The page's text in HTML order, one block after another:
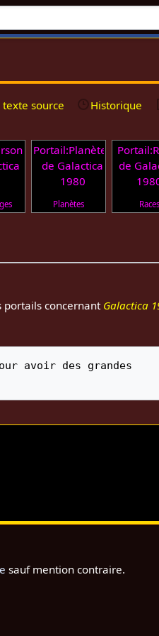
source Historique
1980
Portail:Planètes
de Galactica
1980
Planètes
de
Races
concernant Galactica
avoir des grandes
sauf mention contraire.